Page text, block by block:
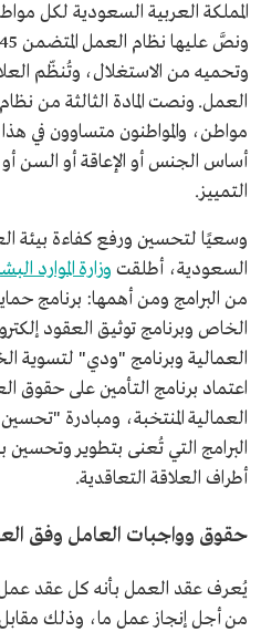
المملكة العربية السعودية لكل
وتحميه من الاستغلال، وتُنظّم
العمل. ونصت المادة الثالثة من
مواطن، والمواطنون متساوون في
أساس الجنس أو الإعاقة أو السن
التمييز.
وسعيًا لتحسين ورفع كفاءة بيئة
السعودية، أطلقت وزارة الموارد
من البرامج ومن أهمها: برنامج
الخاص وبرنامج توثيق العقود
العمالية وبرنامج "ودي" لتسوية
اعتماد برنامج التأمين على حقوق
العمالية المنتخبة، ومبادرة
البرامج التي تُعنى بتطوير
أطراف العلاقة التعاقدية.
حقوق وواجبات العامل وفق
يُعرف عقد العمل بأنه كل عقد
من أجل إنجاز عمل ما، وذلك مقابل